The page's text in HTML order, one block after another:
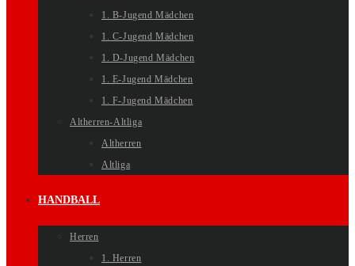
1. B-Jugend Mädchen
1. C-Jugend Mädchen
1. D-Jugend Mädchen
1. E-Jugend Mädchen
1. F-Jugend Mädchen
Altherren-Altliga
Altherren
Altliga
HANDBALL
Herren
1. Herren